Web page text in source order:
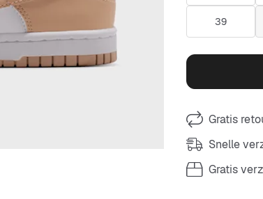
39
Gratis
Snelle
Gratis